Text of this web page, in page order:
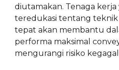
diutamakan. Tenaga
teredukasi tentang teknik
tepat akan membantu
performa maksimal
mengurangi risiko